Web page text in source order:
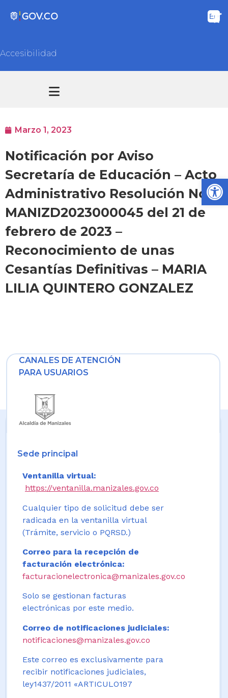
Accesibilidad
Marzo 1, 2023
Notificación por Aviso
Secretaría de Educación – Acto
Administrativo Resolución No.
MANIZD2023000045 del 21 de
febrero de 2023 –
Reconocimiento de unas
Cesantías Definitivas – MARIA
LILIA QUINTERO GONZALEZ
CANALES DE ATENCIÓN
PARA USUARIOS
Sede principal
Ventanilla virtual:
https://ventanilla.manizales.gov.co
Cualquier tipo de solicitud debe ser
radicada en la ventanilla virtual
(Trámite, servicio o PQRSD.)
Correo para la recepción de
facturación electrónica:
facturacionelectronica@manizales.gov.co
Solo se gestionan facturas
electrónicas por este medio.
Correo de notificaciones judiciales:
notificaciones@manizales.gov.co
Este correo es exclusivamente para
recibir notificaciones judiciales,
ley1437/2011 «ARTICULO197